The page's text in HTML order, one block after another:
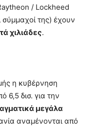
/ Lockheed
της) έχουν
χιλιάδες.
η κυβέρνηση
6,5 δισ. για την
μεγάλα
αναμένονται από